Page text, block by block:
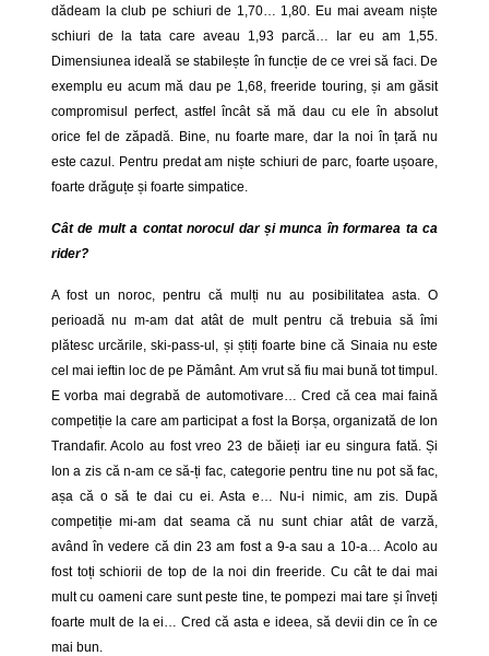
dădeam la club pe schiuri de 1,70… 1,80. Eu mai aveam niște
schiuri de la tata care aveau 1,93 parcă… Iar eu am 1,55.
Dimensiunea ideală se stabilește în funcție de ce vrei să faci. De
exemplu eu acum mă dau pe 1,68, freeride touring, și am găsit
compromisul perfect, astfel încât să mă dau cu ele în absolut
orice fel de zăpadă. Bine, nu foarte mare, dar la noi în țară nu
este cazul. Pentru predat am niște schiuri de parc, foarte ușoare,
foarte drăguțe și foarte simpatice.
Cât de mult a contat norocul dar și munca în formarea ta ca
rider?
A fost un noroc, pentru că mulți nu au posibilitatea asta. O
perioadă nu m-am dat atât de mult pentru că trebuia să îmi
plătesc urcările, ski-pass-ul, și știți foarte bine că Sinaia nu este
cel mai ieftin loc de pe Pământ. Am vrut să fiu mai bună tot timpul.
E vorba mai degrabă de automotivare… Cred că cea mai faină
competiție la care am participat a fost la Borșa, organizată de Ion
Trandafir. Acolo au fost vreo 23 de băieți iar eu singura fată. Și
Ion a zis că n-am ce să-ți fac, categorie pentru tine nu pot să fac,
așa că o să te dai cu ei. Asta e… Nu-i nimic, am zis. După
competiție mi-am dat seama că nu sunt chiar atât de varză,
având în vedere că din 23 am fost a 9-a sau a 10-a… Acolo au
fost toți schiorii de top de la noi din freeride. Cu cât te dai mai
mult cu oameni care sunt peste tine, te pompezi mai tare și înveți
foarte mult de la ei… Cred că asta e ideea, să devii din ce în ce
mai bun.